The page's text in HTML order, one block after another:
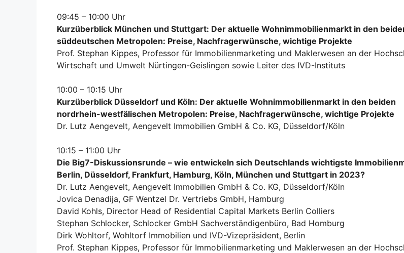
09:45 – 10:00 Uhr
Kurzüberblick München und Stuttgart: Der aktuelle Wohnimmobilienmarkt in den
süddeutschen Metropolen: Preise, Nachfragerwünsche, wichtige Projekte
Prof. Stephan Kippes, Professor für Immobilienmarketing und Maklerwesen an der
Wirtschaft und Umwelt Nürtingen-Geislingen sowie Leiter des IVD-Instituts
10:00 – 10:15 Uhr
Kurzüberblick Düsseldorf und Köln: Der aktuelle Wohnimmobilienmarkt in den beiden
nordrhein-westfälischen Metropolen: Preise, Nachfragerwünsche, wichtige Projekte
Dr. Lutz Aengevelt, Aengevelt Immobilien GmbH & Co. KG, Düsseldorf/Köln
10:15 – 11:00 Uhr
Die Big7-Diskussionsrunde – wie entwickeln sich Deutschlands wichtigste
Berlin, Düsseldorf, Frankfurt, Hamburg, Köln, München und Stuttgart in 2023?
Dr. Lutz Aengevelt, Aengevelt Immobilien GmbH & Co. KG, Düsseldorf/Köln
Jovica Denadija, GF Wentzel Dr. Vertriebs GmbH, Hamburg
David Kohls, Director Head of Residential Capital Markets Berlin Colliers
Stephan Schlocker, Schlocker GmbH Sachverständigenbüro, Bad Homburg
Dirk Wohltorf, Wohltorf Immobilien und IVD-Vizepräsident, Berlin
Prof. Stephan Kippes, Professor für Immobilienmarketing und Maklerwesen an der